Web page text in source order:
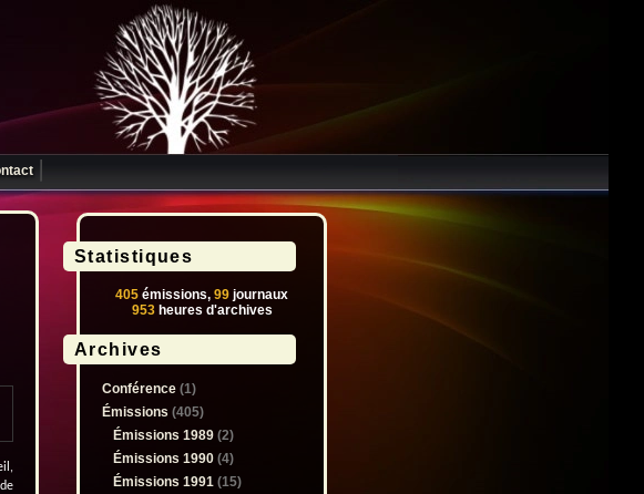
Statistiques
405 émissions, 99 journaux
953heures d'archives
Archives
Conférence (1)
Émissions (405)
Émissions 1989 (2)
Émissions 1990 (4)
Émissions 1991 (15)